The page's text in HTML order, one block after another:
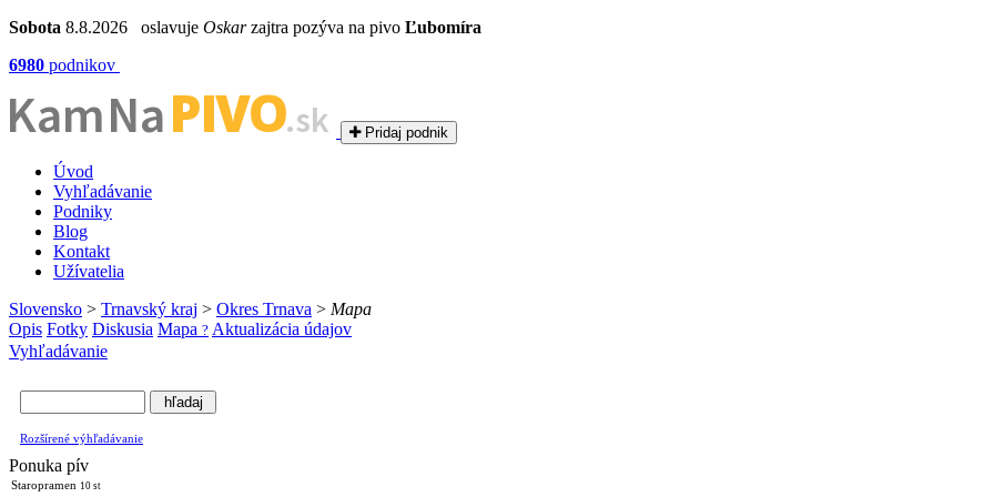
Sobota 8.8.2026 oslavuje Oskarzajtra pozýva na pivo Ľubomíra
6980 podnikov
Kam NaPIVO.sk Pridaj podnik
Úvod
Vyhľadávanie
Podniky
Blog
Kontakt
Užívatelia
Slovensko > Trnavský kraj > Okres Trnava > Mapa
Opis Fotky Diskusia Mapa ? Aktualizácia údajov
Vyhľadávanie
Rozšírené výhľadávanie
Ponuka pív
Staropramen 10 st